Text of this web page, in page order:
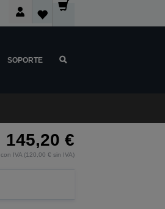
SOPORTE
145,20 €
con IVA (120,00 € sin IVA)